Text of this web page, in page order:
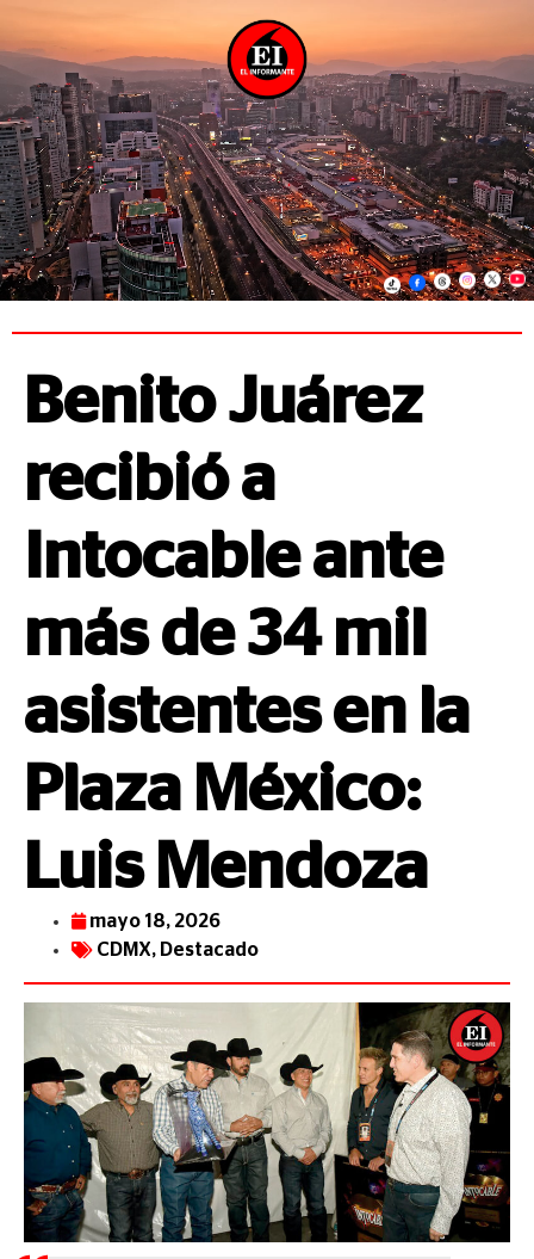
Benito Juárez
recibió a
Intocable ante
más de 34 mil
asistentes en la
Plaza México:
Luis Mendoza
mayo 18, 2026
CDMX, Destacado